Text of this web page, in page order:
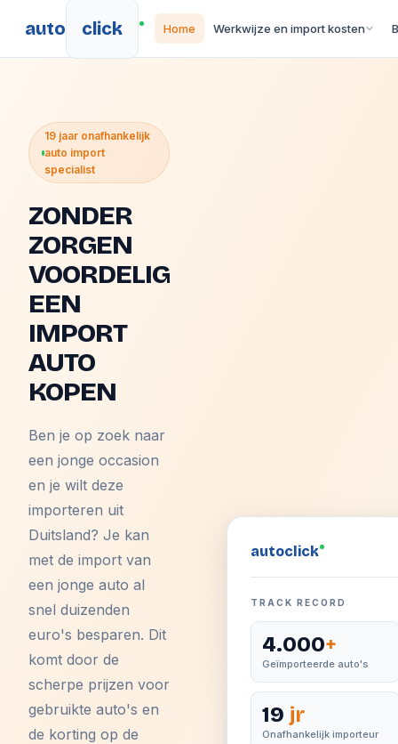
auto click Home Werkwijze en import kosten
19 jaar onafhankelijk
auto import
specialist
ZONDER
ZORGEN
VOORDELIG
EEN
IMPORT
AUTO
KOPEN
Ben je op zoek naar
een jonge occasion
en je wilt deze
importeren uit
Duitsland? Je kan
met de import van
een jonge auto al
snel duizenden
euro's besparen. Dit
komt door de
scherpe prijzen voor
gebruikte auto's en
de korting op de
autoclick
TRACK RECORD
4.000+
Geïmporteerde auto's
19 jr
Onafhankelijk importeur